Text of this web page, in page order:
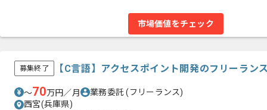
市場価値をチェック
募集終了 【C言語】アクセスポイント開発のフリーラン
〜70万円／月 業務委託(フリーランス)
西宮(兵庫県)